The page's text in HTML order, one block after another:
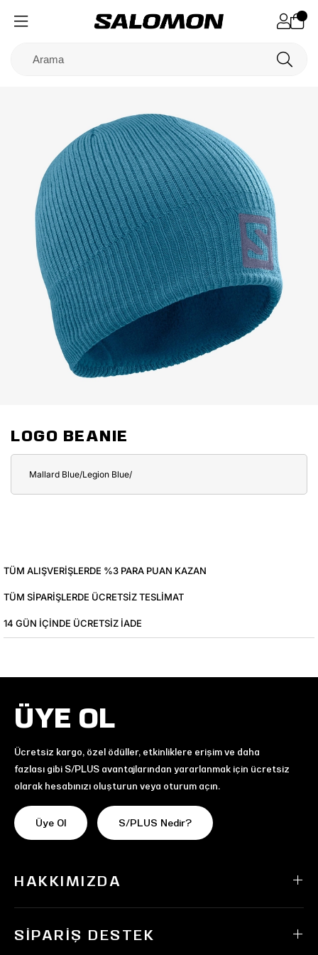
LOGO BEANIE
Mallard Blue/Legion Blue/
TÜM ALIŞVERIŞLERDE %3 PARA PUAN KAZAN
TÜM SIPARIŞLERDE ÜCRETSIZ TESLIMAT
14 GÜN IÇINDE ÜCRETSIZ IADE
ÜYE OL
Ücretsiz kargo, özel ödüller, etkinliklere erişim ve daha
fazlası gibi S/PLUS avantajlarından yararlanmak için ücretsiz
olarak hesabınızı oluşturun veya oturum açın.
Üye Ol S/PLUS Nedir?
HAKKIMIZDA
SIPARIŞ DESTEK